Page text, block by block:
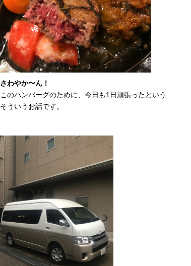
さわやか〜ん！
このハンバーグのために、今日も1日頑張ったという
そういうお話です。